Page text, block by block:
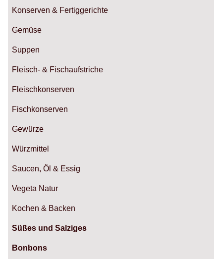
Konserven & Fertiggerichte
Gemüse
Suppen
Fleisch- & Fischaufstriche
Fleischkonserven
Fischkonserven
Gewürze
Würzmittel
Saucen, Öl & Essig
Vegeta Natur
Kochen & Backen
Süßes und Salziges
Bonbons